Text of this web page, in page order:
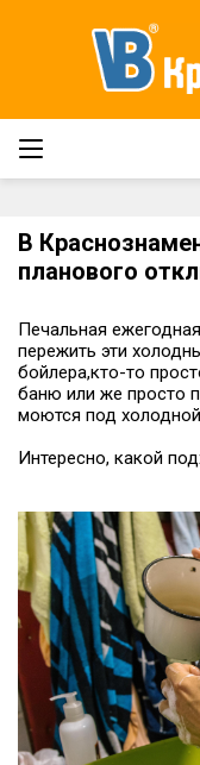
В
планового
Печальная
пережить эти
бойлера,кто-то
баню или же просто
моются под
Интересно, какой